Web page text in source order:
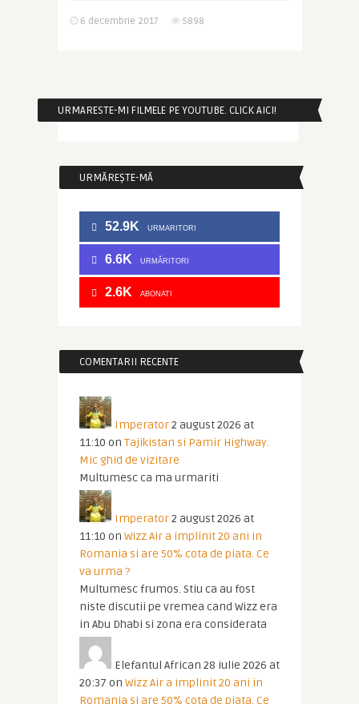
6 decembrie 2017 5898
URMARESTE-MI FILMELE PE YOUTUBE. CLICK AICI!
URMĂREȘTE-MĂ
52.9K URMARITORI
6.6K URMĂRITORI
2.6K ABONATI
COMENTARII RECENTE
Imperator2 august 2026 at
11:10 on Tajikistan si Pamir Highway.
Mic ghid de vizitare
Multumesc ca ma urmariti
Imperator2 august 2026 at
11:10 on Wizz Air a implinit 20 ani in
Romania si are 50% cota de piata. Ce
va urma ?
Multumesc frumos. Stiu ca au fost
niste discutii pe vremea cand Wizz era
in Abu Dhabi si zona era considerata
Elefantul African 28 iulie 2026 at
20:37 on Wizz Air a implinit 20 ani in
Romania si are 50% cota de piata. Ce